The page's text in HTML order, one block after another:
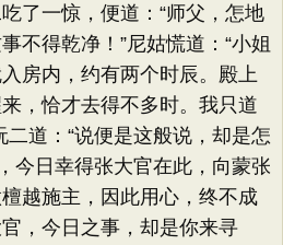
了一惊，便道：“师父，怎地
不得乾净！”尼姑慌道：“小姐
房内，约有两个时辰。殿上
，恰才去得不多时。我只道
二道：“说便是这般说，却是怎
今日幸得张大官在此，向蒙张
越施主，因此用心，终不成
，今日之事，却是你来寻